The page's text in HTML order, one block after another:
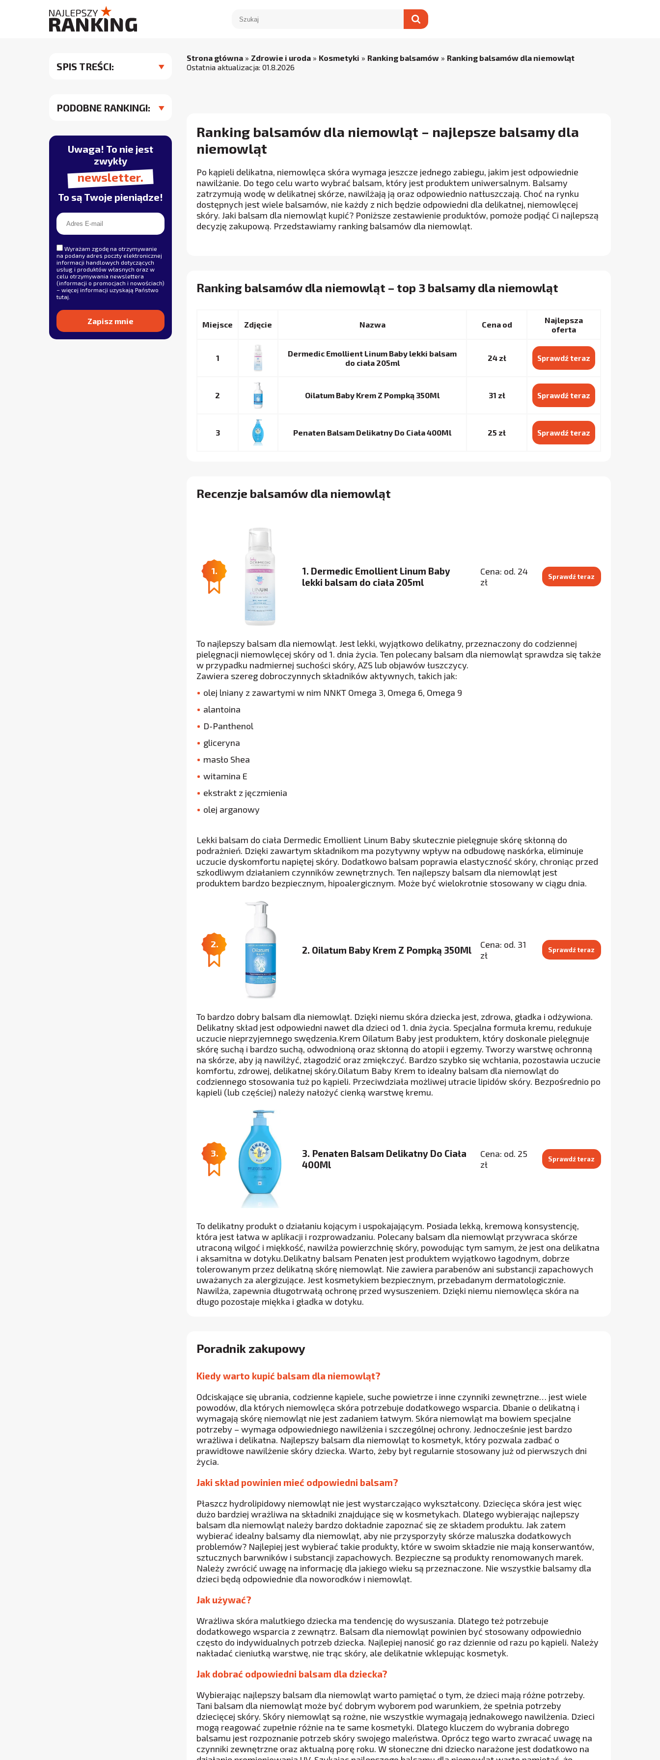
SPIS TREŚCI:
PODOBNE RANKINGI:
Uwaga! To nie jest
zwykły
newsletter.
To są Twoje pieniądze!
Wyrażam zgodę na otrzymywanie
na podany adres poczty elektronicznej
informacji handlowych dotyczących
usług i produktów własnych oraz w
celu otrzymywania newslettera
(informacji o promocjach i nowościach)
– więcej informacji uzyskają Państwo
tutaj
Strona główna » Zdrowie i uroda » Kosmetyki » Ranking balsamów » Ranking balsamów dla niemowląt
Ostatnia aktualizacja: 01.8.2026
Ranking balsamów dla niemowląt – najlepsze balsamy dla
niemowląt
Po kąpieli delikatna, niemowlęca skóra wymaga jeszcze jednego zabiegu, jakim jest odpowiednie
nawilżanie. Do tego celu warto wybrać balsam, który jest produktem uniwersalnym. Balsamy
zatrzymują wodę w delikatnej skórze, nawilżają ją oraz odpowiednio natłuszczają. Choć na rynku
dostępnych jest wiele balsamów, nie każdy z nich będzie odpowiedni dla delikatnej, niemowlęcej
skóry. Jaki balsam dla niemowląt kupić? Poniższe zestawienie produktów, pomoże podjąć Ci najlepszą
decyzję zakupową. Przedstawiamy ranking balsamów dla niemowląt.
Ranking balsamów dla niemowląt – top 3 balsamy dla niemowląt
Miejsce Nazwa Cena od
Najlepsza
oferta
1
Dermedic Emollient Linum Baby lekki balsam
do ciała 205ml
24 zł Sprawdź teraz
2 Oilatum Baby Krem Z Pompką 350Ml 31 zł Sprawdź teraz
3 Penaten Balsam Delikatny Do Ciała 400Ml 25 zł Sprawdź teraz
Recenzje balsamów dla niemowląt
1.
1. Dermedic Emollient Linum Baby
lekki balsam do ciała 205ml
Cena: od. 24
zł
Sprawdź teraz
To najlepszy balsam dla niemowląt. Jest lekki, wyjątkowo delikatny, przeznaczony do codziennej
pielęgnacji niemowlęcej skóry od 1. dnia życia. Ten polecany balsam dla niemowląt sprawdza się także
w przypadku nadmiernej suchości skóry, AZS lub objawów łuszczycy.
Zawiera szereg dobroczynnych składników aktywnych, takich jak:
olej lniany z zawartymi w nim NNKT Omega 3, Omega 6, Omega 9
alantoina
D-Panthenol
gliceryna
masło Shea
witamina E
ekstrakt z jęczmienia
olej arganowy
Lekki balsam do ciała Dermedic Emollient Linum Baby skutecznie pielęgnuje skórę skłonną do
podrażnień. Dzięki zawartym składnikom ma pozytywny wpływ na odbudowę naskórka, eliminuje
uczucie dyskomfortu napiętej skóry. Dodatkowo balsam poprawia elastyczność skóry, chroniąc przed
szkodliwym działaniem czynników zewnętrznych. Ten najlepszy balsam dla niemowląt jest
produktem bardzo bezpiecznym, hipoalergicznym. Może być wielokrotnie stosowany w ciągu dnia.
2.
2. Oilatum Baby Krem Z Pompką 350Ml
Cena: od. 31
zł
Sprawdź teraz
To bardzo dobry balsam dla niemowląt. Dzięki niemu skóra dziecka jest, zdrowa, gładka i odżywiona.
Delikatny skład jest odpowiedni nawet dla dzieci od 1. dnia życia. Specjalna formuła kremu, redukuje
uczucie nieprzyjemnego swędzenia.Krem Oilatum Baby jest produktem, który doskonale pielęgnuje
skórę suchą i bardzo suchą, odwodnioną oraz skłonną do atopii i egzemy. Tworzy warstwę ochronną
na skórze, aby ją nawilżyć, złagodzić oraz zmiękczyć. Bardzo szybko się wchłania, pozostawia uczucie
komfortu, zdrowej, delikatnej skóry.Oilatum Baby Krem to idealny balsam dla niemowląt do
codziennego stosowania tuż po kąpieli. Przeciwdziała możliwej utracie lipidów skóry. Bezpośrednio po
kąpieli (lub częściej) należy nałożyć cienką warstwę kremu.
3.
3. Penaten Balsam Delikatny Do Ciała
400Ml
Cena: od. 25
zł
Sprawdź teraz
To delikatny produkt o działaniu kojącym i uspokajającym. Posiada lekką, kremową konsystencję,
która jest łatwa w aplikacji i rozprowadzaniu. Polecany balsam dla niemowląt przywraca skórze
utraconą wilgoć i miękkość, nawilża powierzchnię skóry, powodując tym samym, że jest ona delikatna
i aksamitna w dotyku.Delikatny balsam Penaten jest produktem wyjątkowo łagodnym, dobrze
tolerowanym przez delikatną skórę niemowląt. Nie zawiera parabenów ani substancji zapachowych
uważanych za alergizujące. Jest kosmetykiem bezpiecznym, przebadanym dermatologicznie.
Nawilża, zapewnia długotrwałą ochronę przed wysuszeniem. Dzięki niemu niemowlęca skóra na
długo pozostaje miękka i gładka w dotyku.
Poradnik zakupowy
Kiedy warto kupić balsam dla niemowląt?
Odciskające się ubrania, codzienne kąpiele, suche powietrze i inne czynniki zewnętrzne… jest wiele
powodów, dla których niemowlęca skóra potrzebuje dodatkowego wsparcia. Dbanie o delikatną i
wymagają skórę niemowląt nie jest zadaniem łatwym. Skóra niemowląt ma bowiem specjalne
potrzeby – wymaga odpowiedniego nawilżenia i szczególnej ochrony. Jednocześnie jest bardzo
wrażliwa i delikatna. Najlepszy balsam dla niemowląt to kosmetyk, który pozwala zadbać o
prawidłowe nawilżenie skóry dziecka. Warto, żeby był regularnie stosowany już od pierwszych dni
życia.
Jaki skład powinien mieć odpowiedni balsam?
Płaszcz hydrolipidowy niemowląt nie jest wystarczająco wykształcony. Dziecięca skóra jest więc
dużo bardziej wrażliwa na składniki znajdujące się w kosmetykach. Dlatego wybierając najlepszy
balsam dla niemowląt należy bardzo dokładnie zapoznać się ze składem produktu. Jak zatem
wybierać idealny balsamy dla niemowląt, aby nie przysporzyły skórze maluszka dodatkowych
problemów? Najlepiej jest wybierać takie produkty, które w swoim składzie nie mają konserwantów,
sztucznych barwników i substancji zapachowych. Bezpieczne są produkty renomowanych marek.
Należy zwrócić uwagę na informację dla jakiego wieku są przeznaczone. Nie wszystkie balsamy dla
dzieci będą odpowiednie dla noworodków i niemowląt.
Jak używać?
Wrażliwa skóra malutkiego dziecka ma tendencję do wysuszania. Dlatego też potrzebuje
dodatkowego wsparcia z zewnątrz. Balsam dla niemowląt powinien być stosowany odpowiednio
często do indywidualnych potrzeb dziecka. Najlepiej nanosić go raz dziennie od razu po kąpieli. Należy
nakładać cieniutką warstwę, nie trąc skóry, ale delikatnie wklepując kosmetyk.
Jak dobrać odpowiedni balsam dla dziecka?
Wybierając najlepszy balsam dla niemowląt warto pamiętać o tym, że dzieci mają różne potrzeby.
Tani balsam dla niemowląt może być dobrym wyborem pod warunkiem, że spełnia potrzeby
dziecięcej skóry. Skóry niemowląt są rożne, nie wszystkie wymagają jednakowego nawilżenia. Dzieci
mogą reagować zupełnie różnie na te same kosmetyki. Dlatego kluczem do wybrania dobrego
balsamu jest rozpoznanie potrzeb skóry swojego maleństwa. Oprócz tego warto zwracać uwagę na
czynniki zewnętrzne oraz aktualną porę roku. W słoneczne dni dziecko narażone jest dodatkowo na